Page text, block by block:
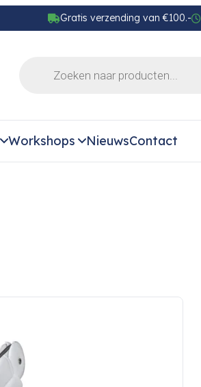
Gratis verzending van €100.-
Workshops NieuwsContact